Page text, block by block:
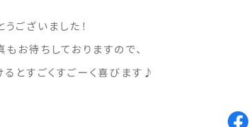
ございました！
お待ちしておりますので、
とすごくすごーく喜びます♪